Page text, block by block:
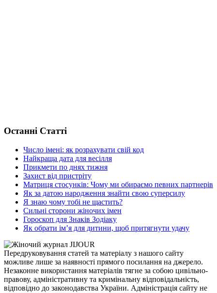
Останні Статті
Число імені: як розрахувати свій код
Найкраща дата для весілля
Прикмети по днях тижня
Захист від пристріту
Матриця стосунків: Чому ми обираємо певних партнерів
Як за датою народження знайти свою суперсилу
Я знаю чому тобі не щастить?
Сильні сторони жіночих імен
Гороскоп для Знаків Зодіаку
Як обрати ім’я для дитини, щоб притягнути удачу
Передруковування статей та матеріалу з нашого сайту
можливе лише за наявності прямого посилання на джерело.
Незаконне використання матеріалів тягне за собою цивільно-
правову, адміністративну та кримінальну відповідальність,
відповідно до законодавства України. Адміністрація сайту не